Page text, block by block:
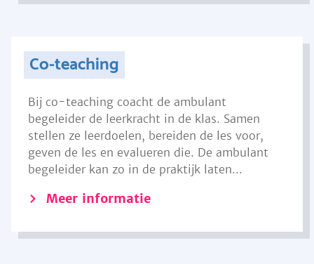
Co-teaching
Bij co-teaching coacht de ambulant
begeleider de leerkracht in de klas. Samen
stellen ze leerdoelen, bereiden de les voor,
geven de les en evalueren die. De ambulant
begeleider kan zo in de praktijk laten...
Meer informatie